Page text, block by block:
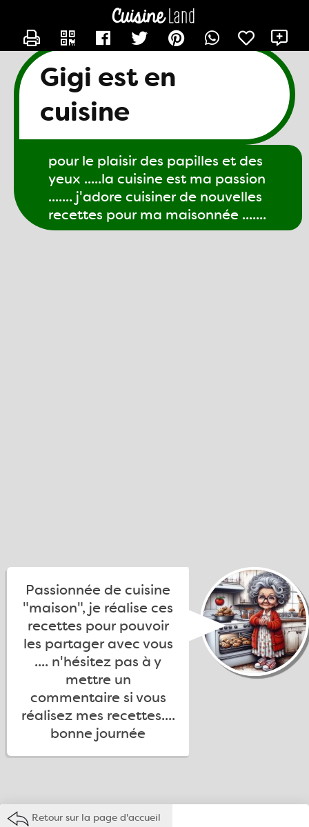
Gigi est en
cuisine
pour le plaisir des papilles et des
yeux .....la cuisine est ma passion
....... j'adore cuisiner de nouvelles
recettes pour ma maisonnée .......
Passionnée de cuisine
"maison", je réalise ces
recettes pour pouvoir
les partager avec vous
.... n'hésitez pas à y
mettre un
commentaire si vous
réalisez mes recettes....
bonne journée
Retour sur la page d'accueil
CONTACTER GIGI61